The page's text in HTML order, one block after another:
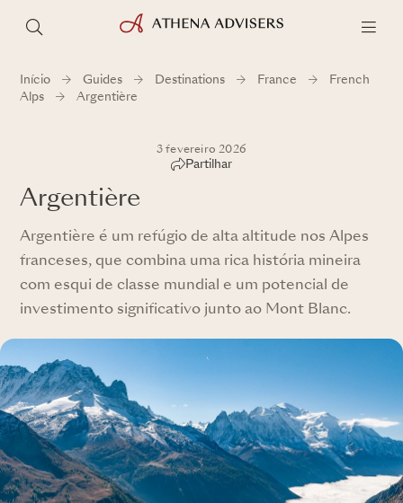
Início Guides Destinations France
French
Alps
Argentière
3 fevereiro 2026
Partilhar
Argentière
Argentière é um refúgio de alta altitude nos Alpes
franceses, que combina uma rica história mineira
com esqui de classe mundial e um potencial de
investimento significativo junto ao Mont Blanc.